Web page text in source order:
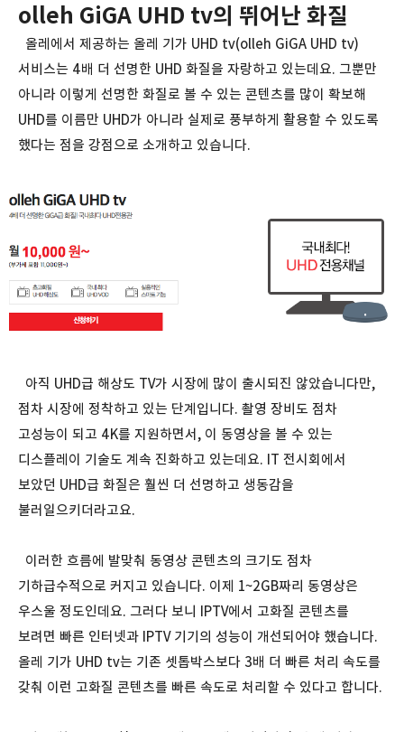
olleh GiGA UHD tv의 뛰어난 화질
올레에서 제공하는 올레 기가 UHD tv(olleh GiGA UHD tv)
서비스는 4배 더 선명한 UHD 화질을 자랑하고 있는데요. 그뿐만
아니라 이렇게 선명한 화질로 볼 수 있는 콘텐츠를 많이 확보해
UHD를 이름만 UHD가 아니라 실제로 풍부하게 활용할 수 있도록
했다는 점을 강점으로 소개하고 있습니다.
아직 UHD급 해상도 TV가 시장에 많이 출시되진 않았습니다만,
점차 시장에 정착하고 있는 단계입니다. 촬영 장비도 점차
고성능이 되고 4K를 지원하면서, 이 동영상을 볼 수 있는
디스플레이 기술도 계속 진화하고 있는데요. IT 전시회에서
보았던 UHD급 화질은 훨씬 더 선명하고 생동감을
불러일으키더라고요.
이러한 흐름에 발맞춰 동영상 콘텐츠의 크기도 점차
기하급수적으로 커지고 있습니다. 이제 1~2GB짜리 동영상은
우스울 정도인데요. 그러다 보니 IPTV에서 고화질 콘텐츠를
보려면 빠른 인터넷과 IPTV 기기의 성능이 개선되어야 했습니다.
올레 기가 UHD tv는 기존 셋톱박스보다 3배 더 빠른 처리 속도를
갖춰 이런 고화질 콘텐츠를 빠른 속도로 처리할 수 있다고 합니다.